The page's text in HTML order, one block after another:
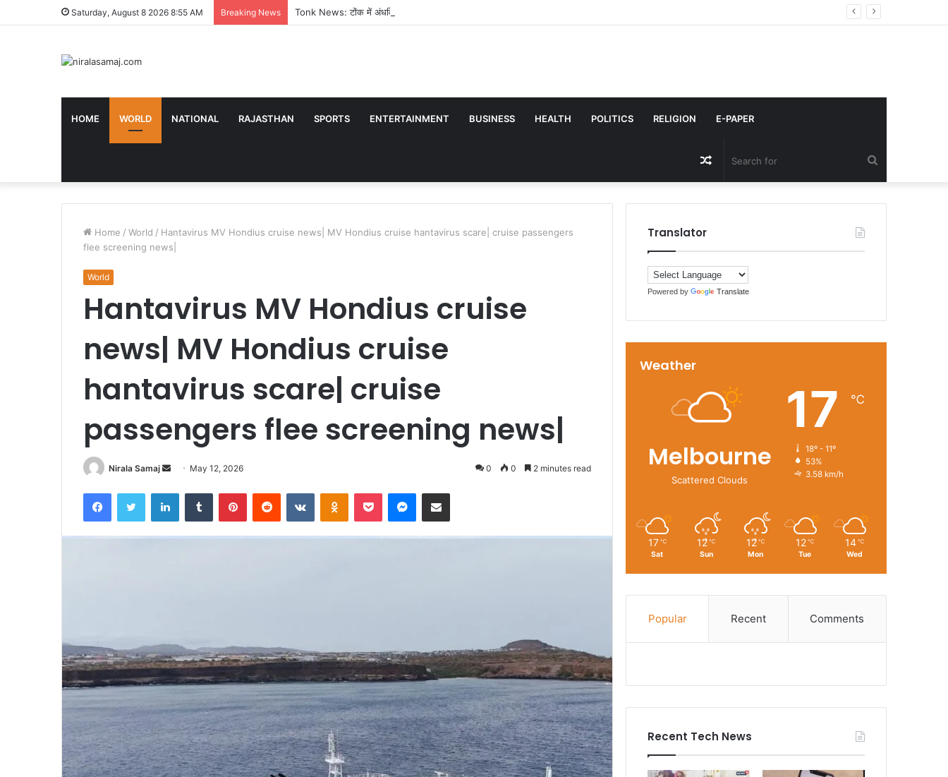
Saturday, August 8 2026 8:55 AM Breaking News Tonk News: टोंक में अंधविश्वास का खौफनाक चेहरा, 60 साल की महिला को डायन बताकर पीटा, अस्पताल में भर्ती
HOME WORLD NATIONAL RAJASTHAN SPORTS ENTERTAINMENT BUSINESS HEALTH POLITICS RELIGION E-PAPER
for
Random
Article
Home / World / Hantavirus MV Hondius cruise news| MV Hondius cruise hantavirus scare| cruise passengers
flee screening news|
World
Hantavirus MV Hondius cruise
news| MV Hondius cruise
hantavirus scare| cruise
passengers flee screening news|
Nirala Samaj
Send May 12, 2026 0 0 2 minutes read
FacebookTwitter LinkedInTumblr PinterestReddit VKontakteOdnoklassniki
Pocket Messenger
Share via Email
Translator
Powered by Translate
Weather
Melbourne
Scattered Clouds
17 ℃
18º - 11º
53%
3.58 km/h
17 ℃
Sat
12 ℃
Sun
12 ℃
Mon
12 ℃
Tue
14 ℃
Wed
Popular Recent Comments
Recent Tech News